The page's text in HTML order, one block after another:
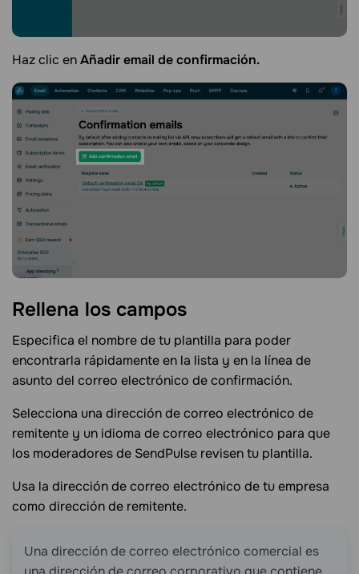
Haz clic enAñadir email de confirmación.
Rellena los campos
Especifica el nombre de tu plantilla para poder
encontrarla rápidamente en la lista y en la línea de
asunto del correo electrónico de confirmación.
Selecciona una dirección de correo electrónico de
remitente y un idioma de correo electrónico para que
los moderadores de SendPulse revisen tu plantilla.
Usa la dirección de correo electrónico de tu empresa
como dirección de remitente.
Una dirección de correo electrónico comercial es